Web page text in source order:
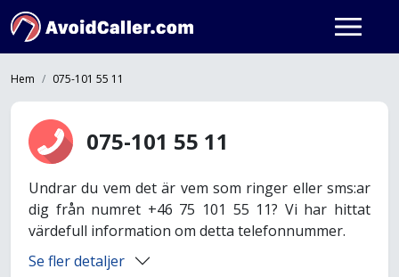
Hem 075-101 55 11
075-101 55 11
Undrar du vem det är vem som ringer eller sms:ar
dig från numret +46 75 101 55 11? Vi har hittat
värdefull information om detta telefonnummer.
Se fler detaljer